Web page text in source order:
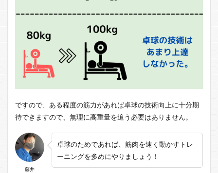
ですので、ある程度の筋力があれば卓球の技術向上に十分期
待できますので、無理に高重量を追う必要はありません。
藤井
卓球のためであれば、筋肉を速く動かすトレ
ーニングを多めにやりましょう！